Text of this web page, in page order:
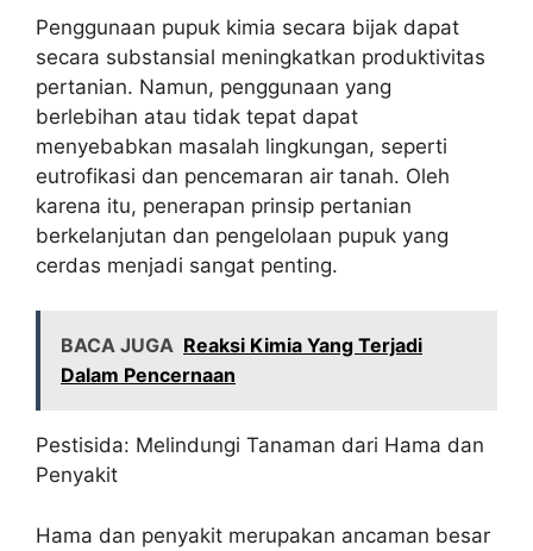
Penggunaan pupuk kimia secara bijak dapat
secara substansial meningkatkan produktivitas
pertanian. Namun, penggunaan yang
berlebihan atau tidak tepat dapat
menyebabkan masalah lingkungan, seperti
eutrofikasi dan pencemaran air tanah. Oleh
karena itu, penerapan prinsip pertanian
berkelanjutan dan pengelolaan pupuk yang
cerdas menjadi sangat penting.
BACA JUGA Reaksi Kimia Yang Terjadi
Dalam Pencernaan
Pestisida: Melindungi Tanaman dari Hama dan
Penyakit
Hama dan penyakit merupakan ancaman besar